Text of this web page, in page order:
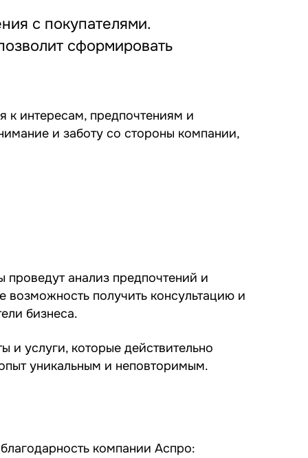
с покупателями.
сформировать
к интересам, предпочтениям и
и заботу со стороны компании,
проведут анализ предпочтений и
возможность получить консультацию и
бизнеса.
услуги, которые действительно
уникальным и неповторимым.
компании Аспро: